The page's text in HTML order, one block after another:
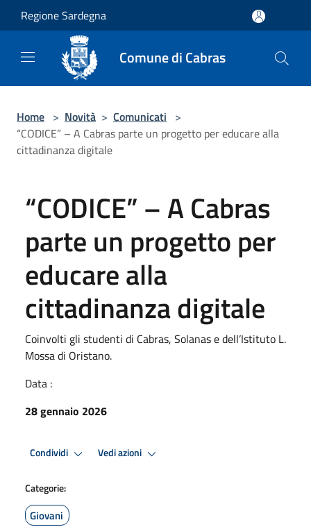
Salta al contenuto principale
Regione Sardegna
Comune di Cabras
Home > Novità > Comunicati >
“CODICE” – A Cabras parte un progetto per educare alla
cittadinanza digitale
“CODICE” – A Cabras
parte un progetto per
educare alla
cittadinanza digitale
Coinvolti gli studenti di Cabras, Solanas e dell’Istituto L.
Mossa di Oristano.
Data :
28 gennaio 2026
Condividi Vedi azioni
Categorie:
Giovani